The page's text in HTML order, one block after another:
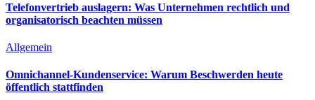
Telefonvertrieb auslagern: Was Unternehmen rechtlich und
organisatorisch beachten müssen
Allgemein
Omnichannel-Kundenservice: Warum Beschwerden heute
öffentlich stattfinden